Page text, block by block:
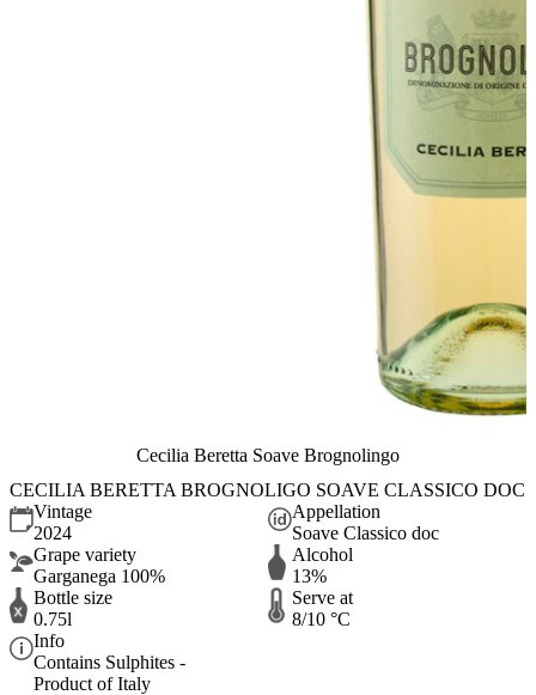
Cecilia Beretta Soave Brognolingo
CECILIA BERETTA BROGNOLIGO SOAVE CLASSICO DOC
Vintage
2024
Appellation
Soave Classico doc
Grape variety
Garganega 100%
Alcohol
13%
Bottle size
0.75l
Serve at
8/10 °C
Info
Contains Sulphites -
Product of Italy